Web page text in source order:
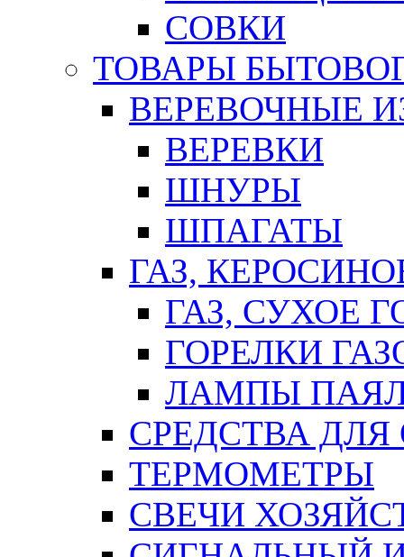
СОВКИ
ТОВАРЫ
ВЕРЕВОЧНЫЕ
ВЕРЕВКИ
ШНУРЫ
ШПАГАТЫ
ГАЗ,
ГАЗ, СУХОЕ
ГОРЕЛКИ
ЛАМПЫ
СРЕДСТВА
ТЕРМОМЕТРЫ
СВЕЧИ